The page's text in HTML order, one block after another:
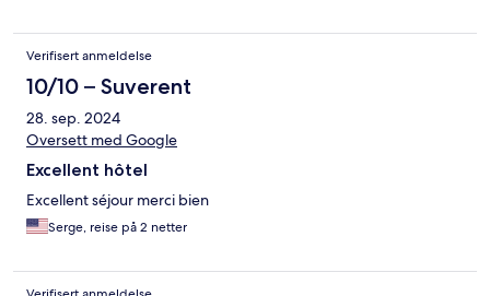
Verifisert anmeldelse
10/10 – Suverent
28. sep. 2024
Oversett med Google
Excellent hôtel
Excellent séjour merci bien
Serge, reise på 2 netter